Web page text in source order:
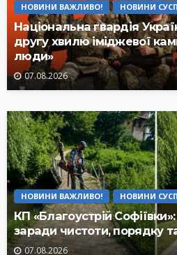
НОВИНИ ВАЖЛИВО! НОВИНИ
Національна гвардія
другу хвилю іміджевої
люди»
07.08.2026
НОВИНИ ВАЖЛИВО! НОВИНИ
КП «Благоустрій
заради чистоти, порядку
07.08.2026